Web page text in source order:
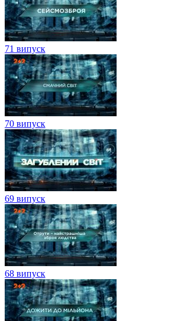
71 випуск
70 випуск
69 випуск
68 випуск